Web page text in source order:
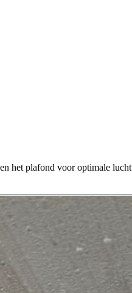
het plafond voor optimale